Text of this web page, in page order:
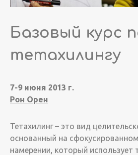
Базовый курс
тетахилингу
7-9 июня 2013 г.
Рон Орен
Тетахилинг – это вид
основанный на
намерении, который использует